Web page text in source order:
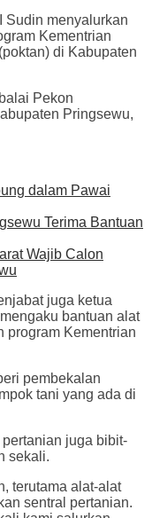
Sudin menyalurkan
Kementrian
di Kabupaten
Pekon
Pringsewu,
dalam Pawai
Terima Bantuan
Wajib Calon
juga ketua
bantuan alat
program Kementrian
pembekalan
tani yang ada di
juga bibit-
sekali.
terutama alat-alat
sentral pertanian.